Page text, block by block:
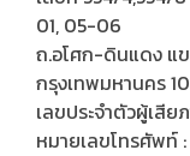
01, 05-06
ถ.อโศก-ดินแดง แ
กรุงเทพมหานคร
เลขประจำตัวผู้เสี
หมายเลขโทรศัพ